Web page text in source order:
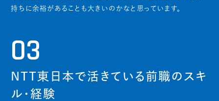
持ちに余裕があることも大きいのかなと思っています。
03
NTT東日本で活きている前職のスキ
ル・経験